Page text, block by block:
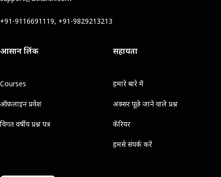
+91-9116691119, +91-9829213213
आसान लिंक
Courses
ऑफ़लाइन प्रवेश
विगत वर्षीय प्रश्न पत्र
सहायता
हमारे बारे में
अक्सर पूछे जाने वाले प्रश्न
कॅरियर
हमसे संपर्क करें